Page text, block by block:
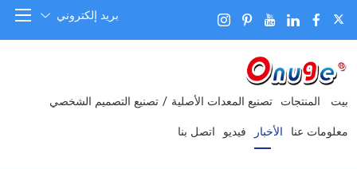
بريد إلكتروني
بيت المنتجات تصنيع المعدات الأصلية / تصنيع التصميم الشخصي
معلومات عنا الأخبار فيديو اتصل بنا